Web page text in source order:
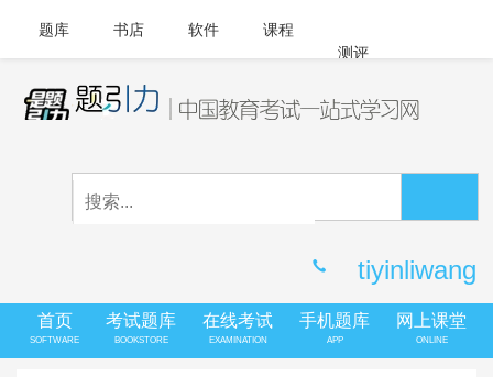
题库 书店 软件
课程
测评
APP下载
tiyinliwang
首页
SOFTWARE
考试题库
BOOKSTORE
在线考试
EXAMINATION
手机题库
APP
网上课堂
ONLINE